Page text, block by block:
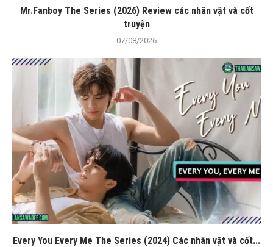
Mr.Fanboy The Series (2026) Review các nhân vật và cốt
truyện
07/08/2026
Every You Every Me The Series (2024) Các nhân vật và cốt...